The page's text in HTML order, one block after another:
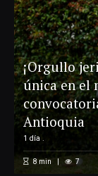
¡Orgullo
única en el
Antioquia
1 día .
8min 7